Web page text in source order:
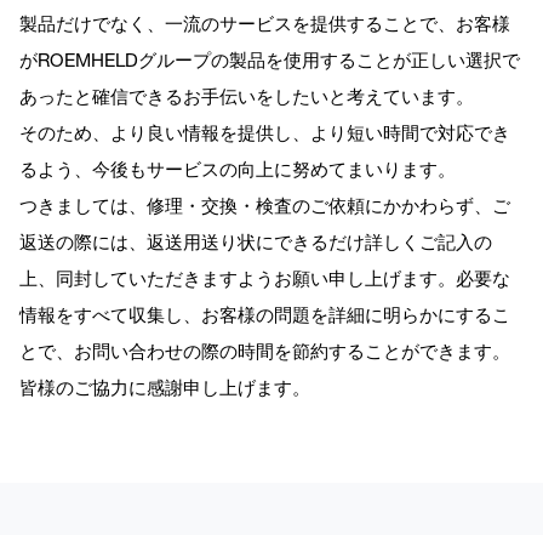
製品だけでなく、一流のサービスを提供することで、お客様
がROEMHELDグループの製品を使用することが正しい選択で
あったと確信できるお手伝いをしたいと考えています。
そのため、より良い情報を提供し、より短い時間で対応でき
るよう、今後もサービスの向上に努めてまいります。
つきましては、修理・交換・検査のご依頼にかかわらず、ご
返送の際には、返送用送り状にできるだけ詳しくご記入の
上、同封していただきますようお願い申し上げます。必要な
情報をすべて収集し、お客様の問題を詳細に明らかにするこ
とで、お問い合わせの際の時間を節約することができます。
皆様のご協力に感謝申し上げます。